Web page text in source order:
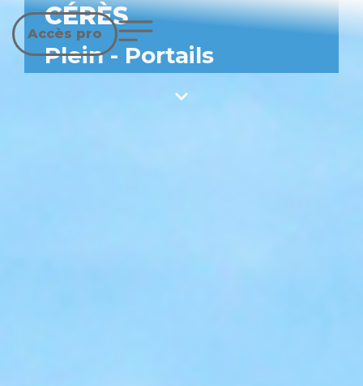
Accès pro
CÉRÈS
Plein- Portails